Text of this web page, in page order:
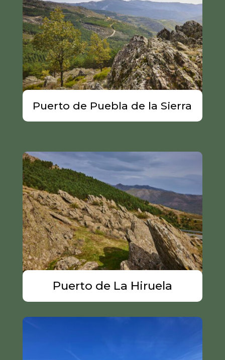
Puerto de Puebla de la Sierra
Puerto de La Hiruela